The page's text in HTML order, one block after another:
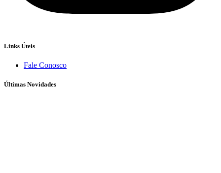
Links Úteis
Fale Conosco
Últimas Novidades